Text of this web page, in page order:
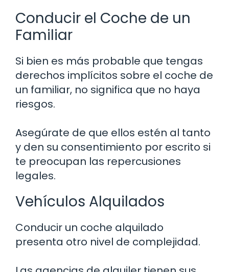
Conducir el Coche de un
Familiar
Si bien es más probable que tengas
derechos implícitos sobre el coche de
un familiar, no significa que no haya
riesgos.
Asegúrate de que ellos estén al tanto
y den su consentimiento por escrito si
te preocupan las repercusiones
legales.
Vehículos Alquilados
Conducir un coche alquilado
presenta otro nivel de complejidad.